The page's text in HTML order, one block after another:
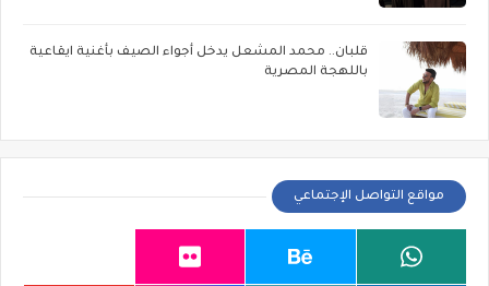
قلبان.. محمد المشعل يدخل أجواء الصيف بأغنية ايقاعية
باللهجة المصرية
مواقع التواصل الإجتماعي